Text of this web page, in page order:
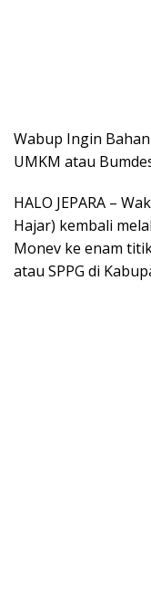
Wabup Ingin
UMKM atau
HALO JEPARA –
Hajar) kembali
Monev ke enam
atau SPPG di